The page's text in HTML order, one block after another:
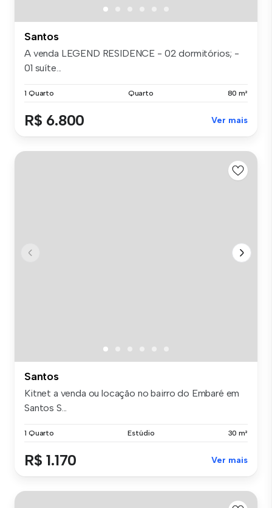
Santos
A venda LEGEND RESIDENCE - 02 dormitórios; -
01 suíte...
1 Quarto Quarto 80 m²
R$ 6.800 Ver mais
Santos
Kitnet a venda ou locação no bairro do Embaré em
Santos S...
1 Quarto Estúdio 30 m²
R$ 1.170 Ver mais